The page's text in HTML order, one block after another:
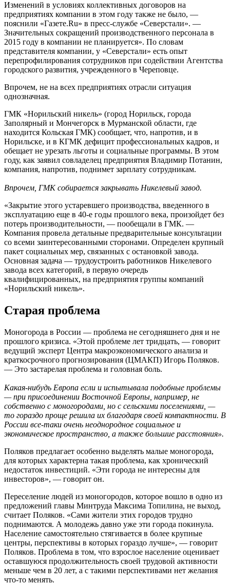
Изменений в условиях коллективных договоров на
предприятиях компании в этом году также не было, —
пояснили «Газете.Ru» в пресс-службе «Северстали». —
Значительных сокращений производственного персонала в
2015 году в компании не планируется». По словам
представителя компании, у «Северстали» есть опыт
перепрофилирования сотрудников при содействии Агентства
городского развития, учрежденного в Череповце.
Впрочем, не на всех предприятиях отрасли ситуация
однозначная.
ГМК «Норильский никель» (город Норильск, города
Заполярный и Мончегорск в Мурманской области, где
находится Кольская ГМК) сообщает, что, напротив, и в
Норильске, и в КГМК дефицит профессиональных кадров, и
обещает не урезать льготы и социальные программы. В этом
году, как заявил совладелец предприятия Владимир Потанин,
компания, напротив, поднимет зарплату сотрудникам.
Впрочем, ГМК собирается закрывать Никелевый завод.
«Закрытие этого устаревшего производства, введенного в
эксплуатацию еще в 40-е годы прошлого века, произойдет без
потерь производительности, — пообещали в ГМК. —
Компания провела детальные предварительные консультации
со всеми заинтересованными сторонами. Определен крупный
пакет социальных мер, связанных с остановкой завода.
Основная задача — трудоустроить работников Никелевого
завода всех категорий, в первую очередь
квалифицированных, на предприятия группы компаний
«Норильский никель».
Старая проблема
Моногорода в России — проблема не сегодняшнего дня и не
прошлого кризиса. «Этой проблеме лет тридцать, — говорит
ведущий эксперт Центра макроэкономического анализа и
краткосрочного прогнозирования (ЦМАКП) Игорь Поляков.
— Это застарелая проблема и головная боль.
Какая-нибудь Европа если и испытывала подобные проблемы
— при присоединении Восточной Европы, например, не
собственно с моногородами, но с сельскими поселениями, —
то гораздо проще решила их благодаря своей компактности. В
России все-таки очень неоднородное социальное и
экономическое пространство, а также большие расстояния».
Поляков предлагает особенно выделять малые моногорода,
для которых характерна такая проблема, как хронический
недостаток инвестиций. «Эти города не интересны для
инвесторов», — говорит он.
Переселение людей из моногородов, которое вошло в одно из
предложений главы Минтруда Максима Топилина, не выход,
считает Поляков. «Сами жители этих городов трудно
поднимаются. А молодежь давно уже эти города покинула.
Население самостоятельно стягивается в более крупные
центры, перспективы в которых гораздо лучше», — говорит
Поляков. Проблема в том, что взрослое население оценивает
оставшуюся продолжительность своей трудовой активности
меньше чем в 20 лет, а с такими перспективами нет желания
что-то менять.